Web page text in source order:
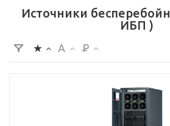
Источники
ИБП )